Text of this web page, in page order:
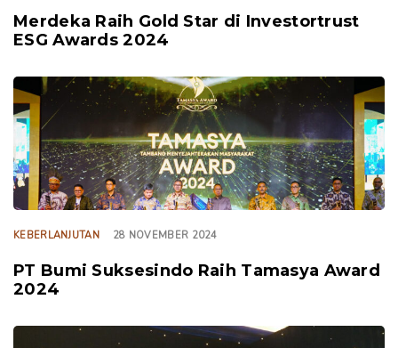
Merdeka Raih Gold Star di Investortrust
ESG Awards 2024
TAGS
KEBERLANJUTAN 28 NOVEMBER 2024
PT Bumi Suksesindo Raih Tamasya Award
2024